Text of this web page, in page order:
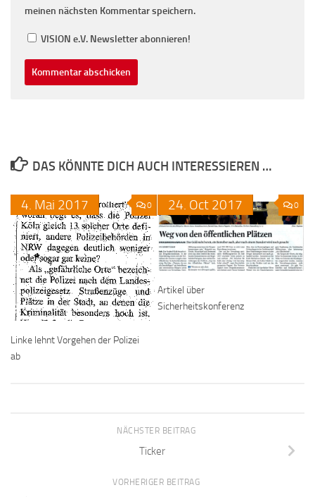
meinen nächsten Kommentar speichern.
VISION e.V. Newsletter abonnieren!
DAS KÖNNTE DICH AUCH INTERESSIEREN …
0
4. Mai 2017
Linke lehnt Vorgehen der Polizei
ab
0
24. Oct 2017
Artikel über
Sicherheitskonferenz
NÄCHSTER BEITRAG
Ticker
VORHERIGER BEITRAG